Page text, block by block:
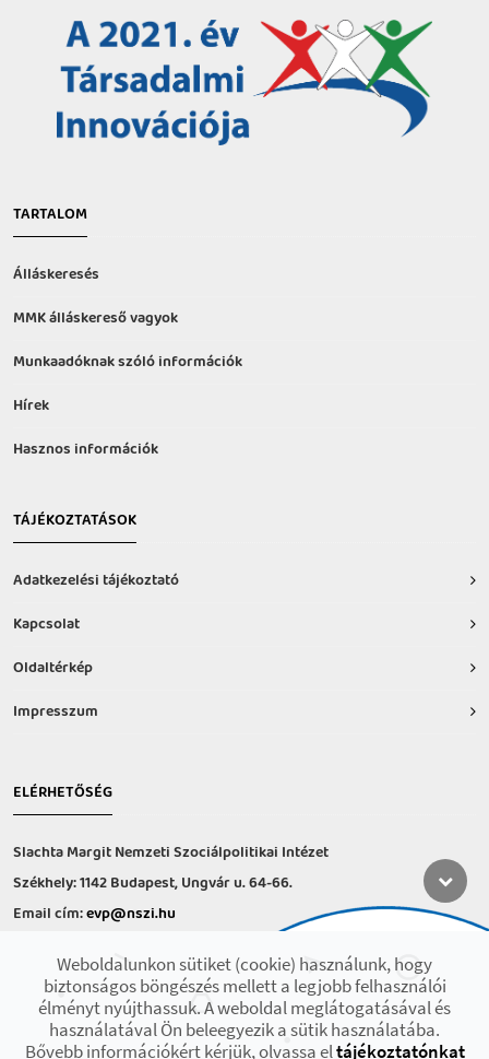
TARTALOM
Álláskeresés
MMK álláskereső vagyok
Munkaadóknak szóló információk
Hírek
Hasznos információk
TÁJÉKOZTATÁSOK
Adatkezelési tájékoztató
Kapcsolat
Oldaltérkép
Impresszum
ELÉRHETŐSÉG
Slachta Margit Nemzeti Szociálpolitikai Intézet
Székhely: 1142 Budapest, Ungvár u. 64-66.
Email cím:evp@nszi.hu
hétfő-csütörtök: 8:00-16:00
péntek: 8:00-14.00
Weboldalunkon sütiket (cookie) használunk, hogy
biztonságos böngészés mellett a legjobb felhasználói
élményt nyújthassuk. A weboldal meglátogatásával és
használatával Ön beleegyezik a sütik használatába.
Bővebb információkért kérjük, olvassa eltájékoztatónkat